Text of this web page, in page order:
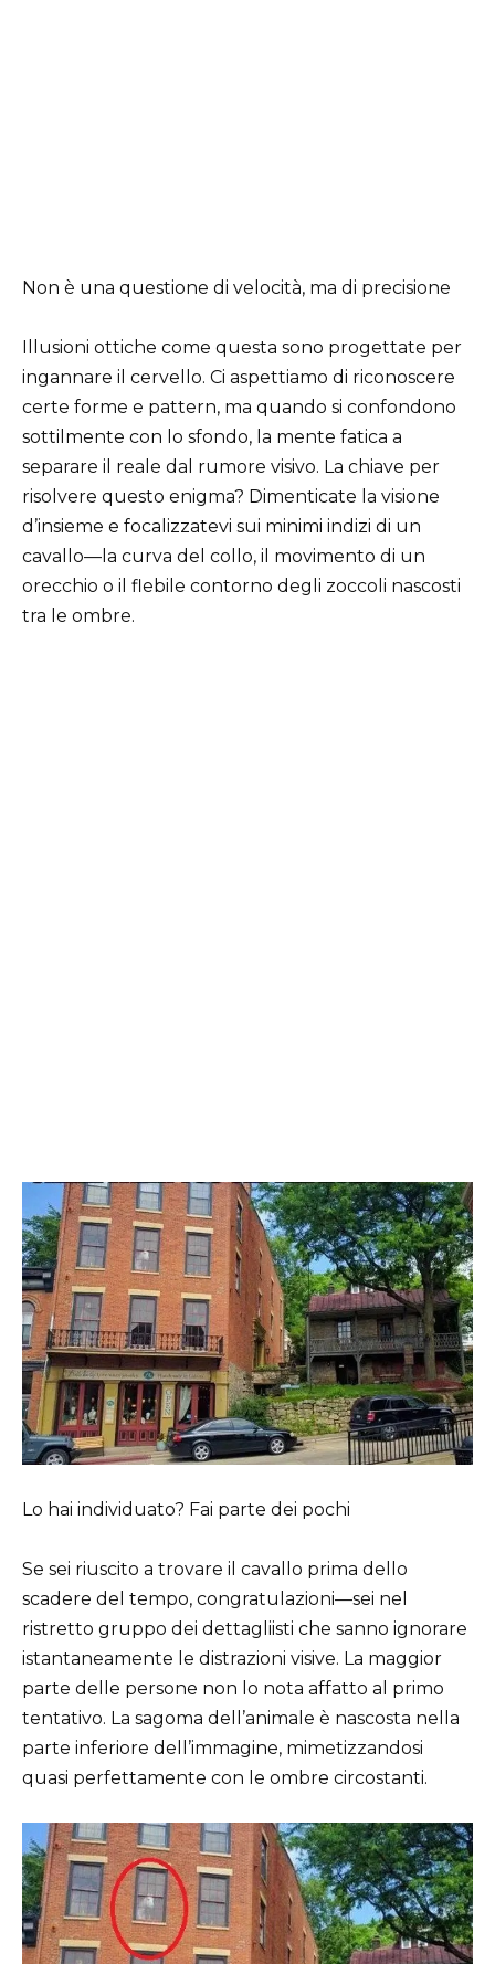
Non è una questione di velocità, ma di precisione
Illusioni ottiche come questa sono progettate per
ingannare il cervello. Ci aspettiamo di riconoscere
certe forme e pattern, ma quando si confondono
sottilmente con lo sfondo, la mente fatica a
separare il reale dal rumore visivo. La chiave per
risolvere questo enigma? Dimenticate la visione
d’insieme e focalizzatevi sui minimi indizi di un
cavallo—la curva del collo, il movimento di un
orecchio o il flebile contorno degli zoccoli nascosti
tra le ombre.
Lo hai individuato? Fai parte dei pochi
Se sei riuscito a trovare il cavallo prima dello
scadere del tempo, congratulazioni—sei nel
ristretto gruppo dei dettagliisti che sanno ignorare
istantaneamente le distrazioni visive. La maggior
parte delle persone non lo nota affatto al primo
tentativo. La sagoma dell’animale è nascosta nella
parte inferiore dell’immagine, mimetizzandosi
quasi perfettamente con le ombre circostanti.